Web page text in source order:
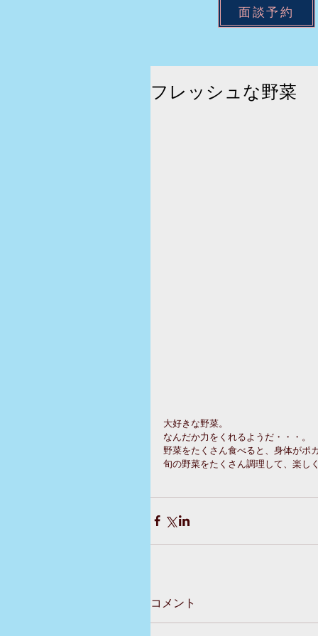
面談予約
フレッシュな野菜
大好きな野菜。
なんだか力をくれるようだ・・・。
野菜をたくさん食べると、身体がポ
旬の野菜をたくさん調理して、楽し
コメント